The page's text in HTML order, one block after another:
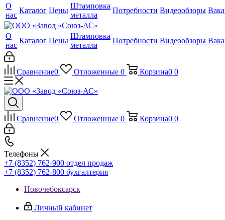
О
нас
Каталог Цены
Штамповка
металла
Потребности Видеообзоры
О
нас
Каталог Цены
Штамповка
металла
Потребности Видеообзоры
Сравнение0 Отложенные 0 Корзина0 0
Сравнение0 Отложенные 0 Корзина0 0
Телефоны
+7 (8352) 762-900 отдел продаж
+7 (8352) 762-800 бухгалтерия
Новочебоксарск
Личный кабинет